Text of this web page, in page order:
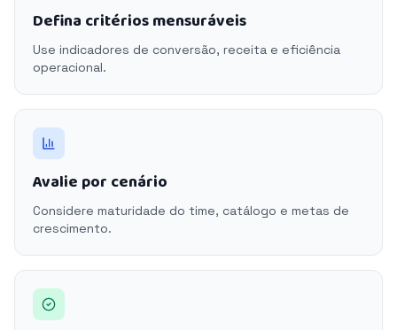
Defina critérios mensuráveis
Use indicadores de conversão, receita e eficiência
operacional.
Avalie por cenário
Considere maturidade do time, catálogo e metas de
crescimento.